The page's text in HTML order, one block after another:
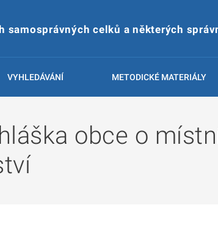
samosprávných celků a některých
VYHLEDÁVÁNÍ METODICKÉ MATERIÁLY
obce o